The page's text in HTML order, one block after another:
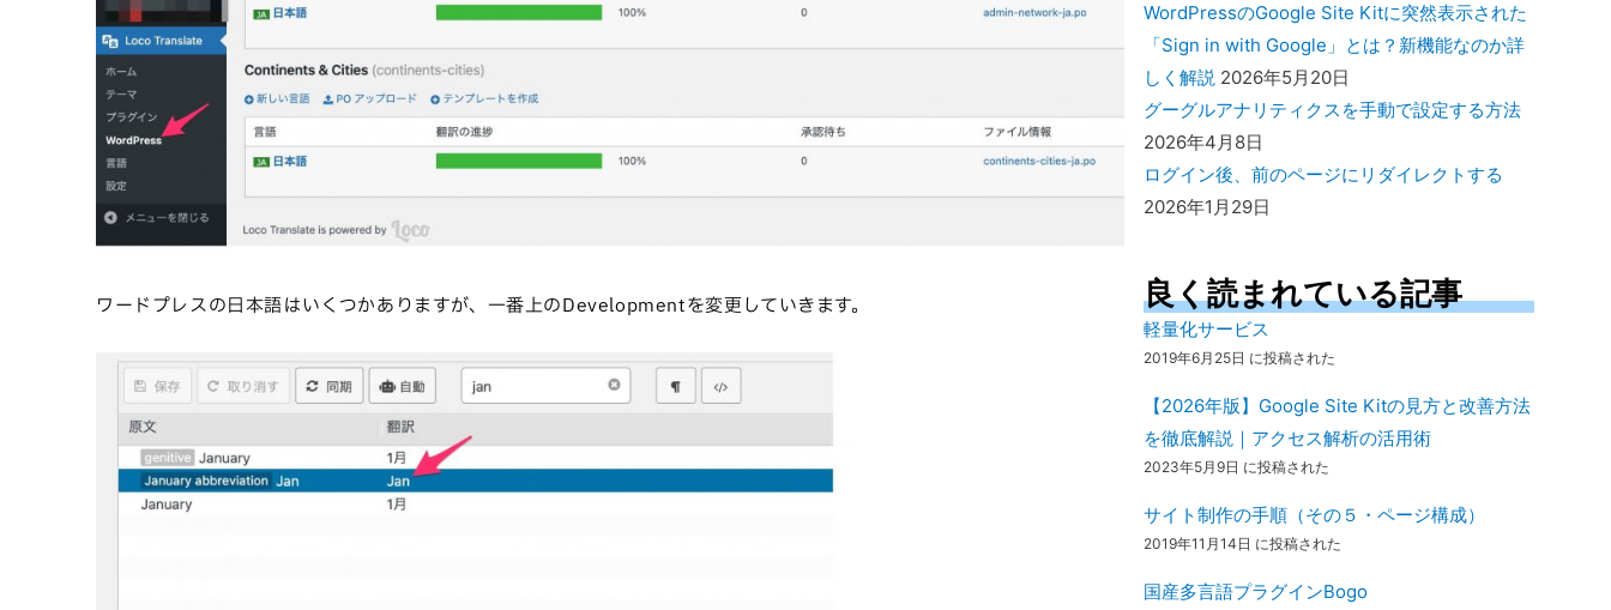
ワードプレスの日本語はいくつかありますが、一番上のDevelopmentを変更していきます。
WordPressのGoogle Site Kitに突然表示された
「Sign in with Google」とは？新機能なのか詳
しく解説 2026年5月20日
グーグルアナリティクスを手動で設定する方法
2026年4月8日
ログイン後、前のページにリダイレクトする
2026年1月29日
良く読まれている記事
軽量化サービス
2019年6月25日 に投稿された
【2026年版】Google Site Kitの見方と改善方法
を徹底解説｜アクセス解析の活用術
2023年5月9日 に投稿された
サイト制作の手順（その５・ページ構成）
2019年11月14日 に投稿された
国産多言語プラグインBogo